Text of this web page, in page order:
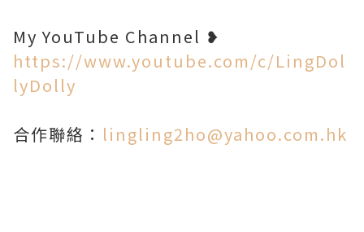
My YouTube Channel ❥
https://www.youtube.com/c/LingDol
lyDolly
合作聯絡： lingling2ho@yahoo.com.hk